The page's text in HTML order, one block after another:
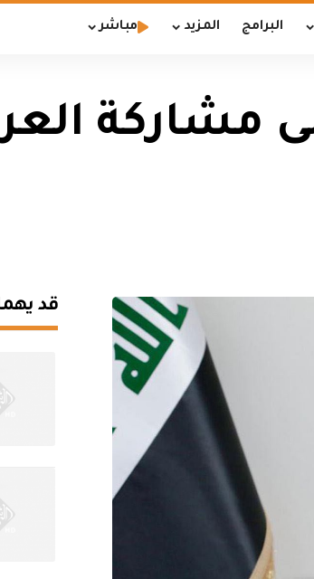
البرامج المزيد مباشر
مشاركة
قد